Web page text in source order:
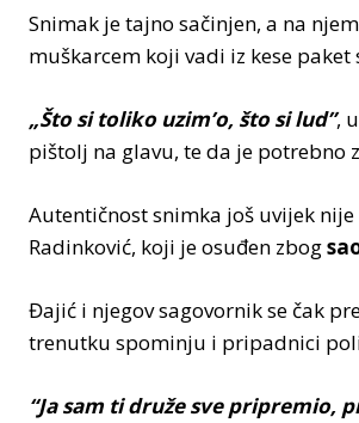
Snimak je tajno sačinjen, a na
muškarcem koji vadi iz kese
„Što si toliko uzim’o, što si lud”,
pištolj na glavu, te da je potrebno
Autentičnost snimka još uvijek
Radinković, koji je osuđen zbog
Đajić i njegov sagovornik se čak
trenutku spominju i pripadnici
“Ja sam ti druže sve pripremio,